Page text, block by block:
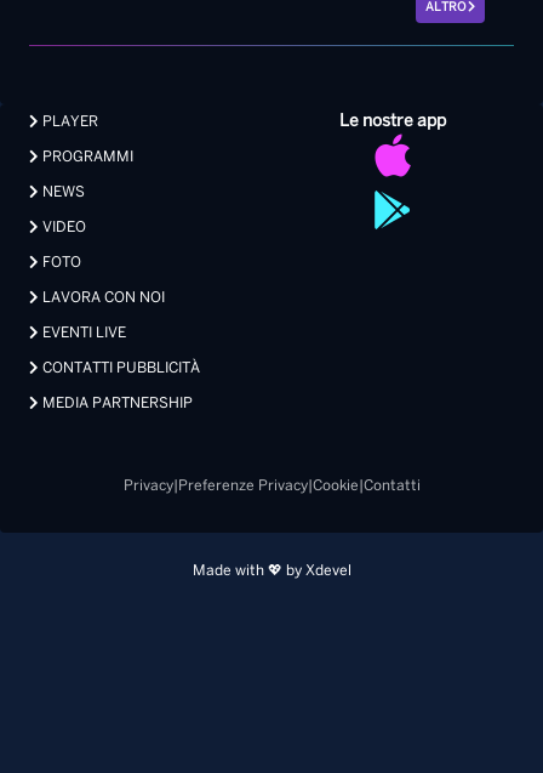
ALTRO
Le nostre app
PLAYER
PROGRAMMI
NEWS
VIDEO
FOTO
LAVORA CON NOI
EVENTI LIVE
CONTATTI PUBBLICITÀ
MEDIA PARTNERSHIP
Privacy| Preferenze Privacy| Cookie Contatti
Made with 💖 by Xdevel